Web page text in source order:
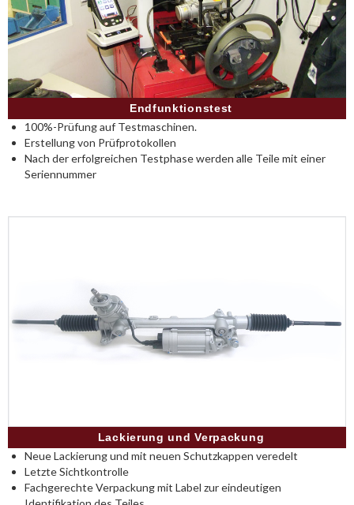
Endfunktionstest
100%-Prüfung auf Testmaschinen.
Erstellung von Prüfprotokollen
Nach der erfolgreichen Testphase werden alle Teile mit einer
Seriennummer
Lackierung und Verpackung
Neue Lackierung und mit neuen Schutzkappen veredelt
Letzte Sichtkontrolle
Fachgerechte Verpackung mit Label zur eindeutigen